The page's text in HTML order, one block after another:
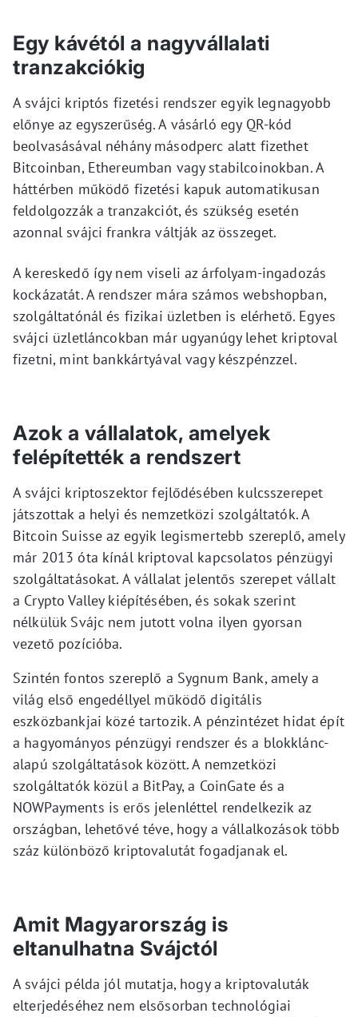
Egy kávétól a nagyvállalati
tranzakciókig
A svájci kriptós fizetési rendszer egyik legnagyobb
előnye az egyszerűség. A vásárló egy QR-kód
beolvasásával néhány másodperc alatt fizethet
Bitcoinban, Ethereumban vagy stabilcoinokban. A
háttérben működő fizetési kapuk automatikusan
feldolgozzák a tranzakciót, és szükség esetén
azonnal svájci frankra váltják az összeget.
A kereskedő így nem viseli az árfolyam-ingadozás
kockázatát. A rendszer mára számos webshopban,
szolgáltatónál és fizikai üzletben is elérhető. Egyes
svájci üzletláncokban már ugyanúgy lehet kriptoval
fizetni, mint bankkártyával vagy készpénzzel.
Azok a vállalatok, amelyek
felépítették a rendszert
A svájci kriptoszektor fejlődésében kulcsszerepet
játszottak a helyi és nemzetközi szolgáltatók. A
Bitcoin Suisse az egyik legismertebb szereplő, amely
már 2013 óta kínál kriptoval kapcsolatos pénzügyi
szolgáltatásokat. A vállalat jelentős szerepet vállalt
a Crypto Valley kiépítésében, és sokak szerint
nélkülük Svájc nem jutott volna ilyen gyorsan
vezető pozícióba.
Szintén fontos szereplő a Sygnum Bank, amely a
világ első engedéllyel működő digitális
eszközbankjai közé tartozik. A pénzintézet hidat épít
a hagyományos pénzügyi rendszer és a blokklánc-
alapú szolgáltatások között. A nemzetközi
szolgáltatók közül a BitPay, a CoinGate és a
NOWPayments is erős jelenléttel rendelkezik az
országban, lehetővé téve, hogy a vállalkozások több
száz különböző kriptovalutát fogadjanak el.
Amit Magyarország is
eltanulhatna Svájctól
A svájci példa jól mutatja, hogy a kriptovaluták
elterjedéséhez nem elsősorban technológiai